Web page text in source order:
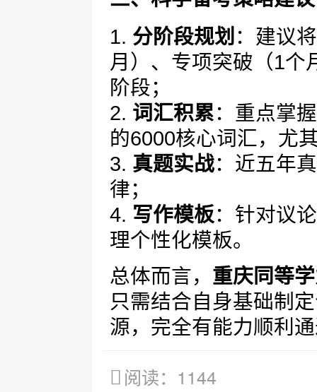
1. 分阶段规划 ：建议
月）、专项突破（1个
阶段；
2. 词汇积累：重点掌
的6000核心词汇，尤
3. 真题实战：近五年
律；
4. 写作模板：针对议
理个性化模板。
总体而言， 重庆同等
只需结合自身基础制
源，完全有能力顺利
阅读：1144